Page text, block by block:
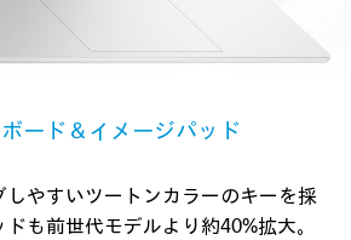
ード＆イメージパッド
やすいツートンカラーのキーを採
も前世代モデルより約40%拡大。